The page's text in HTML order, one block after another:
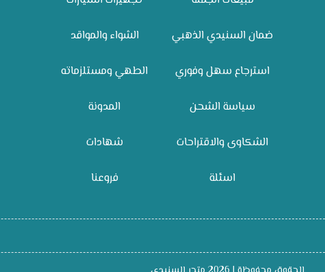
ضمان السنيدي الذهبي
استرجاع سهل وفوري
سياسة الشحن
الشكاوى والاقتراحات
اسئلة
الشواء والمواقد
الطهي ومستلزماته
المدونة
شهادات
فروعنا